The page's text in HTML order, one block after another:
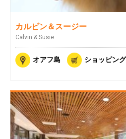
カルビン＆スージー
Calvin & Susie
オアフ島 ショッピン